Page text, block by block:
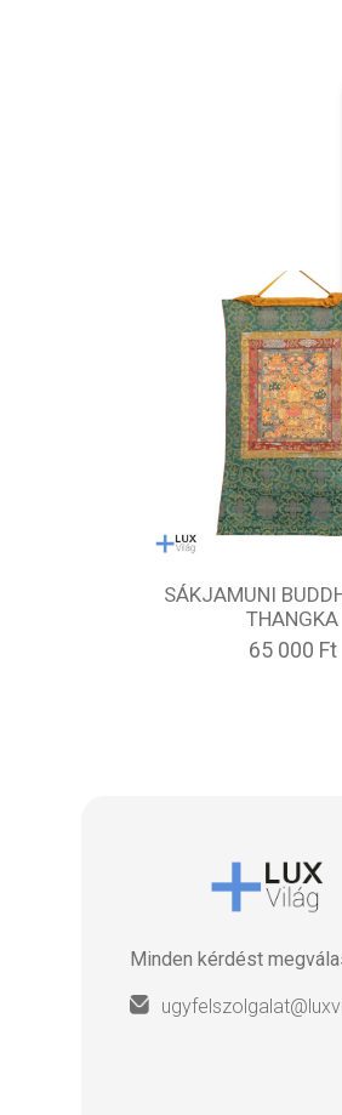
SÁKJAMUNI
THANGKA
65 000 Ft
Minden kérdést